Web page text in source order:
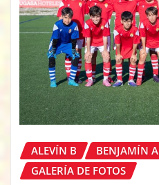
ALEVÍN B
BENJAMÍN A
GALERÍA DE FOTOS